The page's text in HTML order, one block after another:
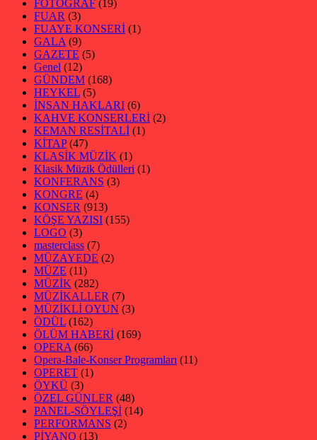
FOTOĞRAF (19)
FUAR (3)
FUAYE KONSERİ (1)
GALA (9)
GAZETE (5)
Genel (12)
GÜNDEM (168)
HEYKEL (5)
İNSAN HAKLARI (6)
KAHVE KONSERLERİ (2)
KEMAN RESİTALİ (1)
KİTAP(47)
KLASİK MÜZİK (1)
Klasik Müzik Ödülleri (1)
KONFERANS (3)
KONGRE (4)
KONSER (913)
KÖŞE YAZISI (155)
LOGO (3)
masterclass (7)
MÜZAYEDE (2)
MÜZE (11)
MÜZİK (282)
MÜZİKALLER (7)
MÜZİKLİ OYUN (3)
ÖDÜL (162)
ÖLÜM HABERİ (169)
OPERA (66)
Opera-Bale-Konser Programları (11)
OPERET (1)
ÖYKÜ (3)
ÖZEL GÜNLER (48)
PANEL-SÖYLEŞİ (14)
PERFORMANS (2)
PİYANO (13)